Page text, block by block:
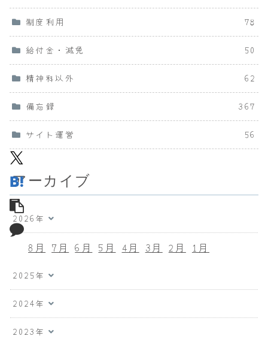
制度利用 78
給付金・減免 50
精神科以外 62
備忘録 367
サイト運営 56
アーカイブ
2026年
8月 7月 6月 5月 4月 3月 2月 1月
2025年
2024年
2023年